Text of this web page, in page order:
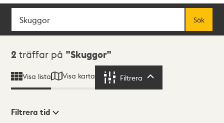
Sök
Sök
Sökresultat
2 träffar på Skuggor
Visa lista Visa karta Filtrera
Filtrera tid